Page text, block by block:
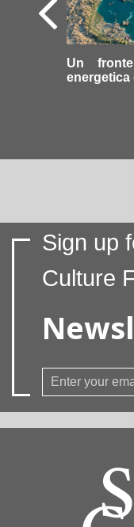
Un
energetica
Sign up
Culture